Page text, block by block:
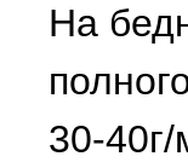
На
30-